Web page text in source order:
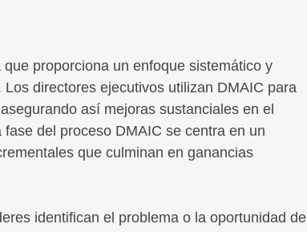
proporciona un enfoque sistemático y
directores ejecutivos utilizan DMAIC para
así mejoras sustanciales en el
del proceso DMAIC se centra en un
que culminan en ganancias
identifican el problema o la oportunidad de